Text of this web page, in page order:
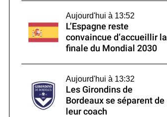
Aujourd'hui à 13:52
L’Espagne reste
convaincue d’accueillir la
finale du Mondial 2030
Aujourd'hui à 13:32
Les Girondins de
Bordeaux se séparent de
leur coach